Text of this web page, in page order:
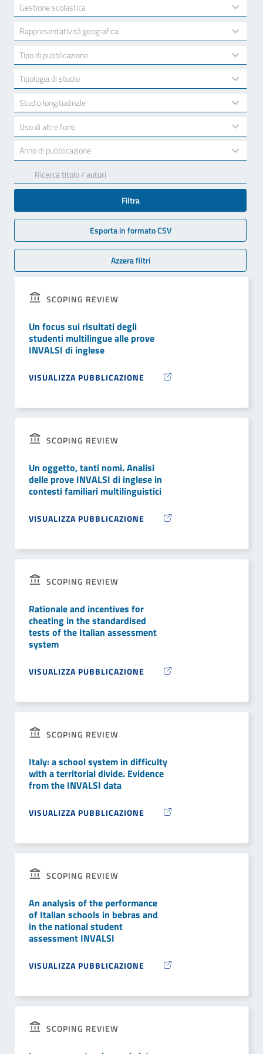
Gestione scolastica
results
available
Rappresentatività geografica
10
results
available
Tipo di pubblicazione
results
available
Tipologia di studio
results
available
Studio longitudinale
results
Uso di altre fonti
results
available
Anno di pubblicazione
17
results
available
Filtra
Esporta in formato CSV
Azzera filtri
SCOPING REVIEW
Un focus sui risultati degli
studenti multilingue alle prove
INVALSI di inglese
VISUALIZZA PUBBLICAZIONE
SCOPING REVIEW
Un oggetto, tanti nomi. Analisi
delle prove INVALSI di inglese in
contesti familiari multilinguistici
VISUALIZZA PUBBLICAZIONE
SCOPING REVIEW
Rationale and incentives for
cheating in the standardised
tests of the Italian assessment
system
VISUALIZZA PUBBLICAZIONE
SCOPING REVIEW
Italy: a school system in difficulty
with a territorial divide. Evidence
from the INVALSI data
VISUALIZZA PUBBLICAZIONE
SCOPING REVIEW
An analysis of the performance
of Italian schools in bebras and
in the national student
assessment INVALSI
VISUALIZZA PUBBLICAZIONE
SCOPING REVIEW